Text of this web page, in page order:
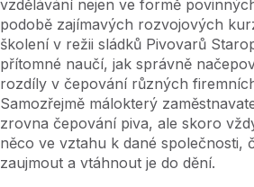
vzdělávání nejen ve formě
podobě zajímavých rozvojových
školení v režii sládků Pivovarů
přítomné naučí, jak správně
rozdíly v čepování různých
Samozřejmě málokterý
zrovna čepování piva, ale skoro
něco ve vztahu k dané společnosti,
zaujmout a vtáhnout je do dění.